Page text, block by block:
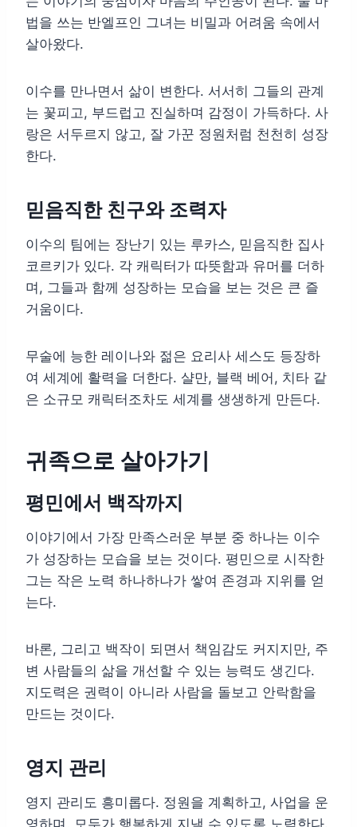
법을 쓰는 반엘프인 그녀는 비밀과 어려움 속에서
살아왔다.
이수를 만나면서 삶이 변한다. 서서히 그들의 관계
는 꽃피고, 부드럽고 진실하며 감정이 가득하다. 사
랑은 서두르지 않고, 잘 가꾼 정원처럼 천천히 성장
한다.
믿음직한 친구와 조력자
이수의 팀에는 장난기 있는 루카스, 믿음직한 집사
코르키가 있다. 각 캐릭터가 따뜻함과 유머를 더하
며, 그들과 함께 성장하는 모습을 보는 것은 큰 즐
거움이다.
무술에 능한 레이나와 젊은 요리사 세스도 등장하
여 세계에 활력을 더한다. 샬만, 블랙 베어, 치타 같
은 소규모 캐릭터조차도 세계를 생생하게 만든다.
귀족으로 살아가기
평민에서 백작까지
이야기에서 가장 만족스러운 부분 중 하나는 이수
가 성장하는 모습을 보는 것이다. 평민으로 시작한
그는 작은 노력 하나하나가 쌓여 존경과 지위를 얻
는다.
바론, 그리고 백작이 되면서 책임감도 커지지만, 주
변 사람들의 삶을 개선할 수 있는 능력도 생긴다.
지도력은 권력이 아니라 사람을 돌보고 안락함을
만드는 것이다.
영지 관리
영지 관리도 흥미롭다. 정원을 계획하고, 사업을 운
영하며, 모두가 행복하게 지낼 수 있도록 노력한다.